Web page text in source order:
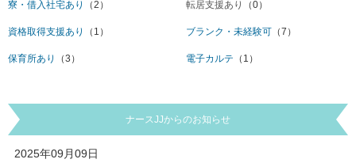
寮・借入社宅あり （2） 転居支援あり （0）
資格取得支援あり （1） ブランク・未経験可 （7）
保育所あり （3） 電子カルテ （1）
ナースJJからのお知らせ
2025年09月09日